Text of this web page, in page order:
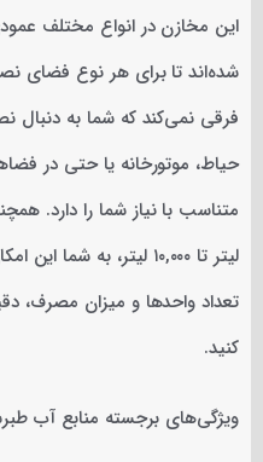
این مخازن در انواع مختلف
شده‌اند تا برای هر نوع فضای
فرقی نمی‌کند که شما به
حیاط، موتورخانه یا حتی در
لیتر تا ۱۰,۰۰۰ لیتر، به
تعداد واحدها و میزان مصرف،
کنید.
ویژگی‌های برجسته منابع آب